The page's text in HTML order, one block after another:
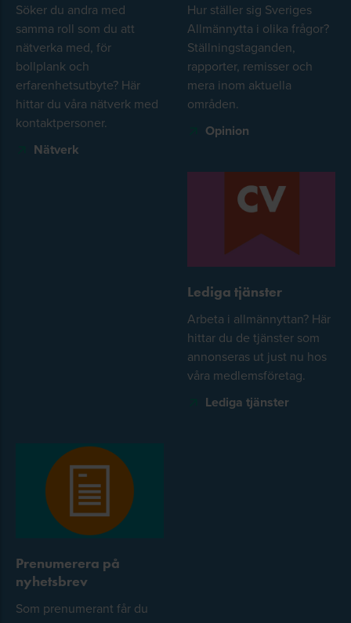
Söker du andra med
samma roll som du att
nätverka med, för
bollplank och
erfarenhetsutbyte? Här
hittar du våra nätverk med
kontaktpersoner.
Nätverk
Hur ställer sig Sveriges
Allmännytta i olika frågor?
Ställningstaganden,
rapporter, remisser och
mera inom aktuella
områden.
Opinion
Lediga tjänster
Arbeta i allmännyttan? Här
hittar du de tjänster som
annonseras ut just nu hos
våra medlemsföretag.
Lediga tjänster
Prenumerera på
nyhetsbrev
Som prenumerant får du